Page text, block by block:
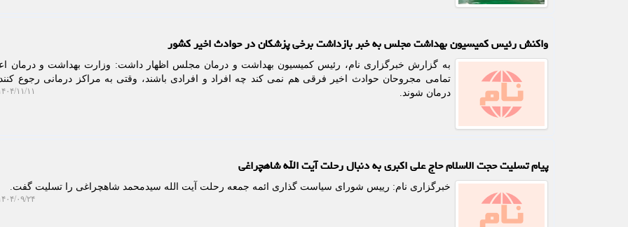
واکنش رئیس کمیسیون بهداشت مجلس به خبر بازداشت برخی پزشکان در حوادث اخیر کشور
به گزارش خبرگزاری نام، رئیس کمیسیون بهداشت و درمان مجلس اظهار داشت: وزارت بهداشت و درمان
تمامی مجروحان حوادث اخیر فرقی هم نمی کند چه افراد و افرادی باشند، وقتی به مراکز درمانی رجوع
درمان شوند.
۱۴۰۴/۱۱/۱۱
پیام تسلیت حجت الاسلام حاج علی اکبری به دنبال رحلت آیت الله شاهچراغی
خبرگزاری نام: رییس شورای سیاست گذاری ائمه جمعه رحلت آیت الله سیدمحمد شاهچراغی را تسلیت گفت.
۱۴۰۴/۰۹/۲۴